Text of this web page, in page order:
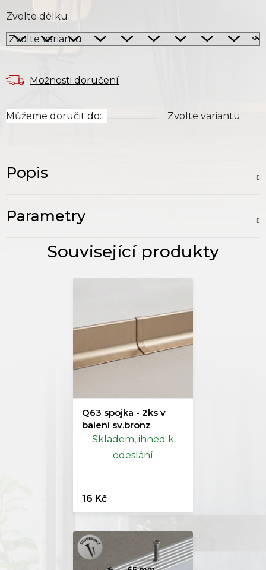
Zvolte délku
Můžeme doručit do: Zvolte variantu
Možnosti doručení
Popis
Parametry
Q63 spojka - 2ks v
balení sv.bronz
Skladem, ihned k
odeslání
16 Kč